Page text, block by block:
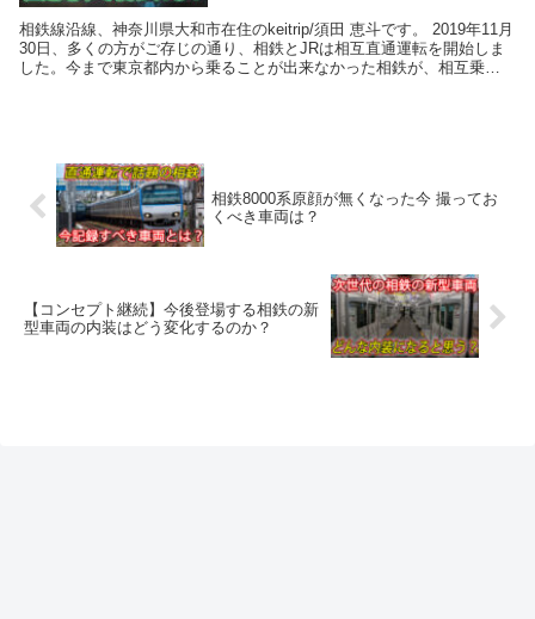
相鉄線沿線、神奈川県大和市在住のkeitrip/須田 恵斗です。 2019年11月
30日、多くの方がご存じの通り、相鉄とJRは相互直通運転を開始しま
した。今まで東京都内から乗ることが出来なかった相鉄が、相互乗り
相鉄8000系原顔が無くなった今 撮ってお
くべき車両は？
【コンセプト継続】今後登場する相鉄の新
型車両の内装はどう変化するのか？